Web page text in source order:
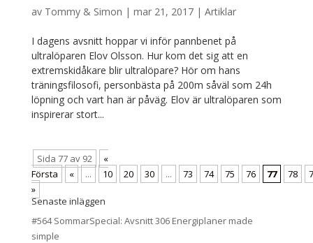
av Tommy & Simon | mar 21, 2017| Artiklar
I dagens avsnitt hoppar vi inför pannbenet på
ultralöparen Elov Olsson. Hur kom det sig att en
extremskidåkare blir ultralöpare? Hör om hans
träningsfilosofi, personbästa på 200m såväl som 24h
löpning och vart han är påväg. Elov är ultralöparen som
inspirerar stort...
Sida 77 av 92
«
Första
« ... 10 20 30 ... 73 74 75 76 77 78
»
Senaste inläggen
#564 SommarSpecial: Avsnitt 306 Energiplaner made
simple